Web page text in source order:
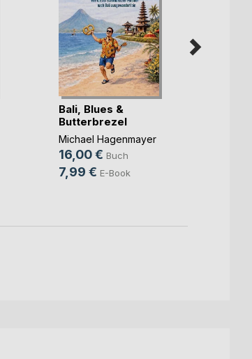
Bali, Blues &
Butterbrezel
Michael Hagenmayer
16,00 € Buch
7,99 € E-Book